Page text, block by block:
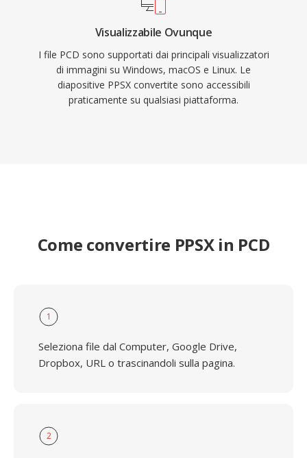
Visualizzabile Ovunque
I file PCD sono supportati dai principali visualizzatori
di immagini su Windows, macOS e Linux. Le
diapositive PPSX convertite sono accessibili
praticamente su qualsiasi piattaforma.
Come convertire PPSX in PCD
1
Seleziona file dal Computer, Google Drive,
Dropbox, URL o trascinandoli sulla pagina.
2